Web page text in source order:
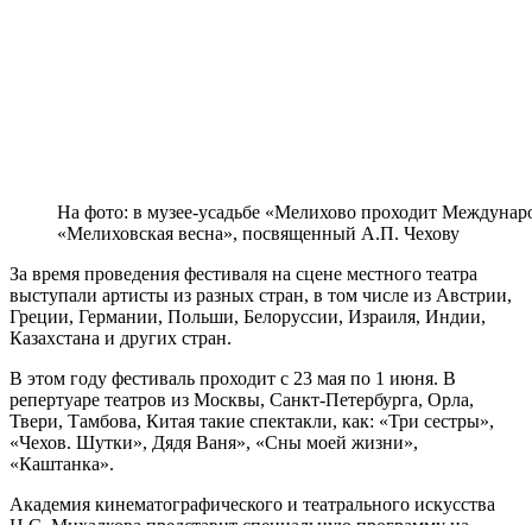
На фото: в музее-усадьбе «Мелихово проходит
«Мелиховская весна», посвященный А.П. Чехову
За время проведения фестиваля на сцене местного театра
выступали артисты из разных стран, в том числе из Австрии,
Греции, Германии, Польши, Белоруссии, Израиля, Индии,
Казахстана и других стран.
В этом году фестиваль проходит с 23 мая по 1 июня. В
репертуаре театров из Москвы, Санкт-Петербурга, Орла,
Твери, Тамбова, Китая такие спектакли, как: «Три сестры»,
«Чехов. Шутки», Дядя Ваня», «Сны моей жизни»,
«Каштанка».
Академия кинематографического и театрального искусства